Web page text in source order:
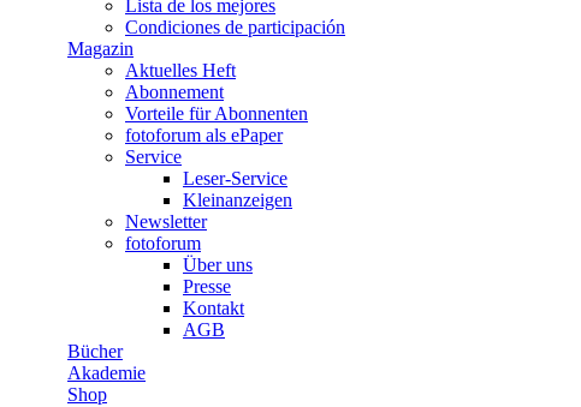
Lista de los mejores
Condiciones de participación
Magazin
Aktuelles Heft
Abonnement
Vorteile für Abonnenten
fotoforum als ePaper
Service
Leser-Service
Kleinanzeigen
Newsletter
fotoforum
Über uns
Presse
Kontakt
AGB
Bücher
Akademie
Shop